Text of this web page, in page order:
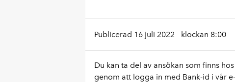
Publicerad 16 juli 2022 klockan 8:00
Du kan ta del av ansökan som finns
genom att logga in med Bank-id i vår